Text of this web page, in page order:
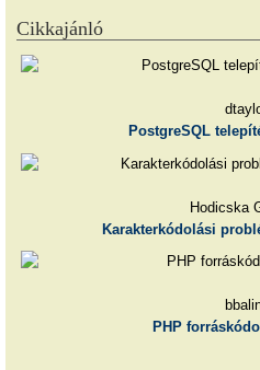
Cikkajánló
PostgreSQL
Hodicska
Karakterkódolási
PHP